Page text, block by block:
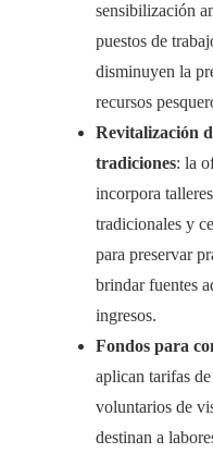
sensibilización
puestos de
disminuyen la
recursos
Revitalización
tradiciones: la
incorpora
tradicionales y
para preservar
brindar fuentes
ingresos.
Fondos para
aplican tarifas
voluntarios de
destinan a